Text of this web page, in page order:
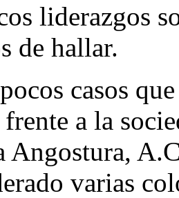
liderazgos
de hallar.
casos
a la
Angostura,
varias